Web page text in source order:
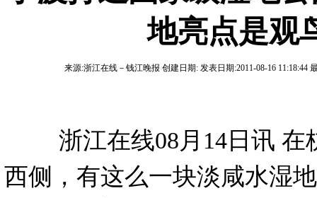
地亮点是观
来源:浙江在线－钱江晚报 创建日期: 发表日期:2011-08-16 11:18:44
浙江在线08月14日讯 在
西侧，有这么一块淡咸水湿